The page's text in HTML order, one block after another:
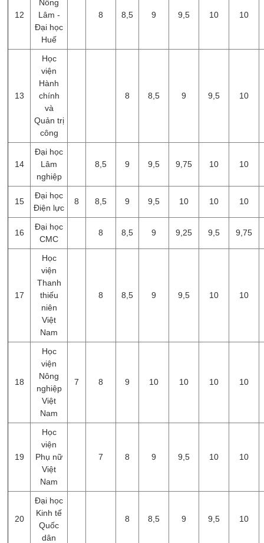
12
Nông
Lâm -
Đại học
Huế
8 8,5 9 9,5 10 10
13
Học
viện
Hành
chính
và
Quản trị
công
8 8,5 9 9,5 10
14
Đại học
Lâm
nghiệp
8,5 9 9,5 9,75 10 10
15
Đại học
Điện lực
8 8,5 9 9,5 10 10 10
16
Đại học
CMC
8 8,5 9 9,25 9,5 9,75
17
Học
viện
Thanh
thiếu
niên
Việt
Nam
8 8,5 9 9,5 10 10
18
Học
viện
Nông
nghiệp
Việt
Nam
7 8 9 10 10 10 10
19
Học
viện
Phụ nữ
Việt
Nam
7 8 9 9,5 10 10
20
Đại học
Kinh tế
Quốc
dân
8 8,5 9 9,5 10